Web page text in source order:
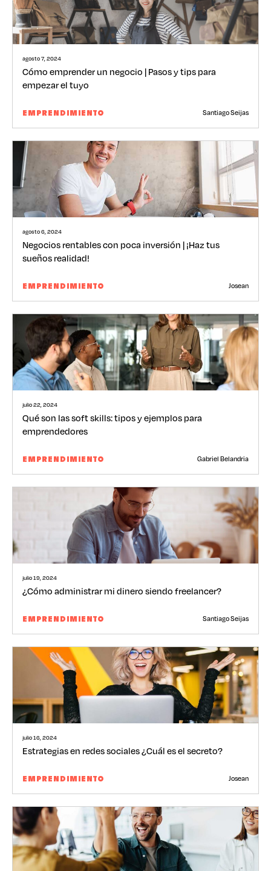
agosto 7, 2024
Cómo emprender un negocio | Pasos y tips para
empezar el tuyo
EMPRENDIMIENTO Santiago Seijas
agosto 6, 2024
Negocios rentables con poca inversión | ¡Haz tus
sueños realidad!
EMPRENDIMIENTO Josean
julio 22, 2024
Qué son las soft skills: tipos y ejemplos para
emprendedores
EMPRENDIMIENTO Gabriel Belandria
julio 19, 2024
¿Cómo administrar mi dinero siendo freelancer?
EMPRENDIMIENTO Santiago Seijas
julio 16, 2024
Estrategias en redes sociales ¿Cuál es el secreto?
EMPRENDIMIENTO Josean